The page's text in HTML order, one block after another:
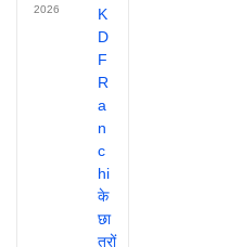
2026